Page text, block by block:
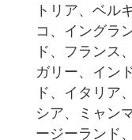
トリア、ベル
コ、イングラ
ド、フランス
ガリー、イン
ド、イタリア
シア、ミャン
ージーランド